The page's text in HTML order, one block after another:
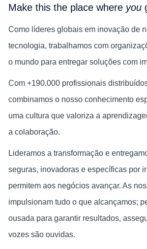
Make this the place where you
Como líderes globais em inovação de
tecnologia, trabalhamos com
o mundo para entregar soluções com
Com +190.000 profissionais
combinamos o nosso conhecimento
uma cultura que valoriza a
a colaboração.
Lideramos a transformação e
seguras, inovadoras e específicas por
permitem aos negócios avançar. As
impulsionam tudo o que alcançamos;
ousada para garantir resultados,
vozes são ouvidas.